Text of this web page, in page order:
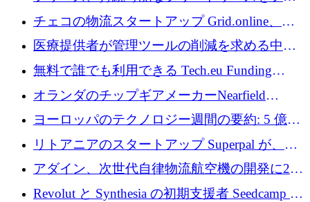
ンス全土に拡大するために1,300万ユーロを確
保
チェコの物流スタートアップ Grid.online、配
送量が 1 年で 10 倍に増加し、400 万ユーロの
医療提供者が管理ツールの削減を求める中、
a16z が Prosper AI を 3,000 万ドルで支援
無料で誰でも利用できる Tech.eu Funding
Explorer のご紹介
オランダのチップギアメーカーNearfield
Instrumentsが3億8,000万ドルを調達
ヨーロッパのテクノロジー週間の要約: 5 億
8,500 万ユーロを超える 60 以上のテクノロジ
ー資金調達取引
リトアニアのスタートアップ Superpal が、
Slack 内に構築された AI コワーカー プラット
フォームのために 50 万ユーロを調達
アダイン、次世代自律物流航空機の開発に250
万ユーロを確保
Revolut と Synthesia の初期支援者 Seedcamp が